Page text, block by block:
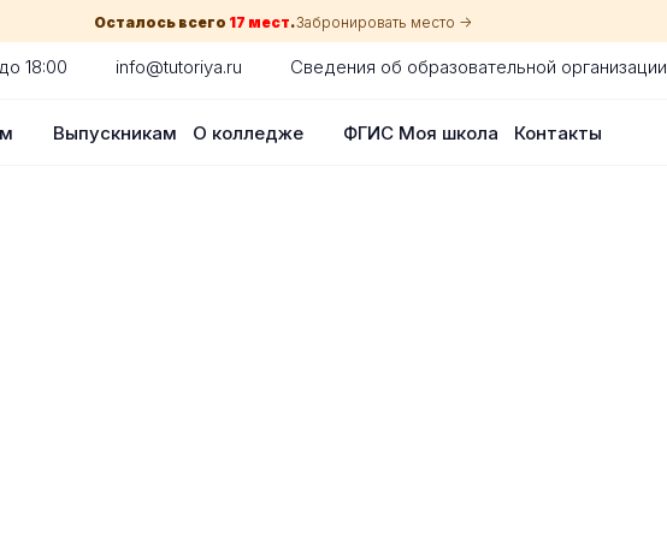
Осталось всего 17 мест.Забронировать место ->
18:00 info@tutoriya.ru Сведения об образовательной организации
Выпускникам О колледже ФГИС Моя школа Контакты